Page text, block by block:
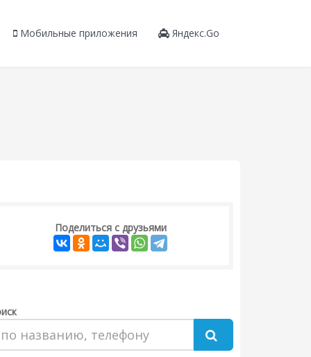
Мобильные приложения Яндекс.Go
Поделиться с друзьями